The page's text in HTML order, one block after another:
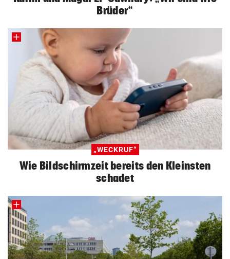
Brüder“
„WECKRUF“
Wie Bildschirmzeit bereits den Kleinsten
schadet